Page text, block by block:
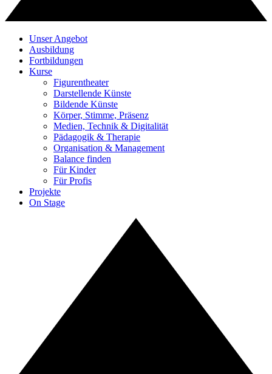
Unser Angebot
Ausbildung
Fortbildungen
Kurse
Figurentheater
Darstellende Künste
Bildende Künste
Körper, Stimme, Präsenz
Medien, Technik & Digitalität
Pädagogik & Therapie
Organisation & Management
Balance finden
Für Kinder
Für Profis
Projekte
On Stage